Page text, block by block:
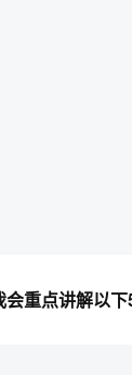
重点讲解以